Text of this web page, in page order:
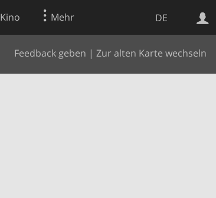
DE
Kino Mehr
Feedback geben | Zur alten Karte wechseln
Websuche